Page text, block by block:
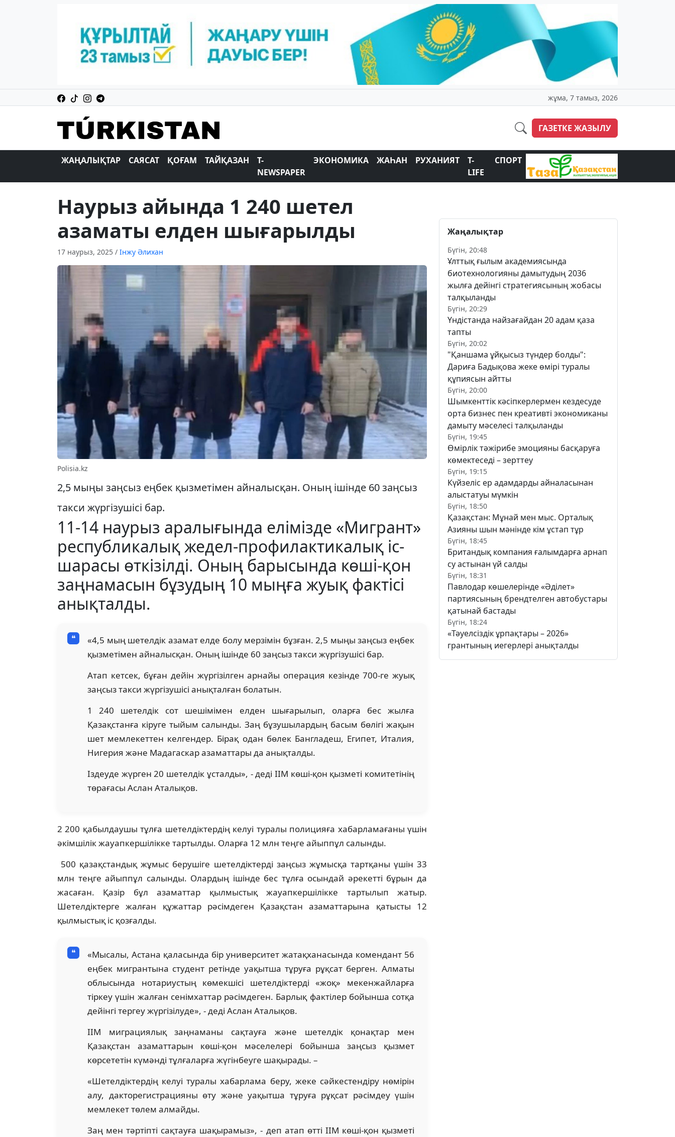
жұма, 7 тамыз, 2026
ГАЗЕТКЕ ЖАЗЫЛУ
ЖАҢАЛЫҚТАР САЯСАТ ҚОҒАМ ТАЙҚАЗАН
T-
NEWSPAPER
ЭКОНОМИКА ЖАҺАН РУХАНИЯТ
T-
LIFE
СПОРТ
Наурыз айында 1 240 шетел
азаматы елден шығарылды
17 наурыз, 2025 / Інжу Әлихан
Polisia.kz
2,5 мыңы заңсыз еңбек қызметімен айналысқан. Оның ішінде 60 заңсыз
такси жүргізушісі бар.
11-14 наурыз аралығында елімізде «Мигрант»
республикалық жедел-профилактикалық іс-
шарасы өткізілді. Оның барысында көші-қон
заңнамасын бұзудың 10 мыңға жуық фактісі
анықталды.
«4,5 мың шетелдік азамат елде болу мерзімін бұзған. 2,5 мыңы заңсыз еңбек
қызметімен айналысқан. Оның ішінде 60 заңсыз такси жүргізушісі бар.
Атап кетсек, бұған дейін жүргізілген арнайы операция кезінде 700-ге жуық
заңсыз такси жүргізушісі анықталған болатын.
1 240 шетелдік сот шешімімен елден шығарылып, оларға бес жылға
Қазақстанға кіруге тыйым салынды. Заң бұзушылардың басым бөлігі жақын
шет мемлекеттен келгендер. Бірақ одан бөлек Бангладеш, Египет, Италия,
Нигерия және Мадагаскар азаматтары да анықталды.
Іздеуде жүрген 20 шетелдік ұсталды», - деді ІІМ көші-қон қызметі комитетінің
төрағасы Аслан Аталықов.
2 200 қабылдаушы тұлға шетелдіктердің келуі туралы полицияға хабарламағаны үшін
әкімшілік жауапкершілікке тартылды. Оларға 12 млн теңге айыппұл салынды.
500 қазақстандық жұмыс берушіге шетелдіктерді заңсыз жұмысқа тартқаны үшін 33
млн теңге айыппұл салынды. Олардың ішінде бес тұлға осындай әрекетті бұрын да
жасаған. Қазір бұл азаматтар қылмыстық жауапкершілікке тартылып жатыр.
Шетелдіктерге жалған құжаттар рәсімдеген Қазақстан азаматтарына қатысты 12
қылмыстық іс қозғалды.
«Мысалы, Астана қаласында бір университет жатақханасында комендант 56
еңбек мигрантына студент ретінде уақытша тұруға рұқсат берген. Алматы
облысында нотариустың көмекшісі шетелдіктерді «жоқ» мекенжайларға
тіркеу үшін жалған сенімхаттар рәсімдеген. Барлық фактілер бойынша сотқа
дейінгі тергеу жүргізілуде», - деді Аслан Аталықов.
ІІМ миграциялық заңнаманы сақтауға және шетелдік қонақтар мен
Қазақстан азаматтарын көші-қон мәселелері бойынша заңсыз қызмет
көрсететін күмәнді тұлғаларға жүгінбеуге шақырады. –
«Шетелдіктердің келуі туралы хабарлама беру, жеке сәйкестендіру нөмірін
алу, дакторегистрацияны өту және уақытша тұруға рұқсат рәсімдеу үшін
мемлекет төлем алмайды.
Заң мен тәртіпті сақтауға шақырамыз», - деп атап өтті ІІМ көші-қон қызметі
Жаңалықтар
Бүгін, 20:48
Ұлттық ғылым академиясында
биотехнологияны дамытудың 2036
жылға дейінгі стратегиясының жобасы
талқыланды
Бүгін, 20:29
Үндістанда найзағайдан 20 адам қаза
тапты
Бүгін, 20:02
"Қаншама ұйқысыз түндер болды":
Дариға Бадықова жеке өмірі туралы
құпиясын айтты
Бүгін, 20:00
Шымкенттік кәсіпкерлермен кездесуде
орта бизнес пен креативті экономиканы
дамыту мәселесі талқыланды
Бүгін, 19:45
Өмірлік тәжірибе эмоцияны басқаруға
көмектеседі – зерттеу
Бүгін, 19:15
Күйзеліс ер адамдарды айналасынан
алыстатуы мүмкін
Бүгін, 18:50
Қазақстан: Мұнай мен мыс. Орталық
Азияны шын мәнінде кім ұстап тұр
Бүгін, 18:45
Британдық компания ғалымдарға арнап
су астынан үй салды
Бүгін, 18:31
Павлодар көшелерінде «Әділет»
партиясының брендтелген автобустары
қатынай бастады
Бүгін, 18:24
«Тәуелсіздік ұрпақтары – 2026»
грантының иегерлері анықталды